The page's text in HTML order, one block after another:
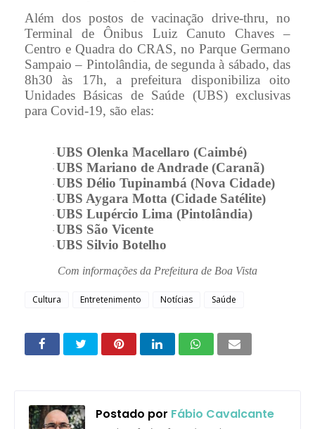
Além dos postos de vacinação drive-thru, no
Terminal de Ônibus Luiz Canuto Chaves –
Centro e Quadra do CRAS, no Parque Germano
Sampaio – Pintolândia, de segunda à sábado, das
8h30 às 17h, a prefeitura disponibiliza oito
Unidades Básicas de Saúde (UBS) exclusivas
para Covid-19, são elas:
· UBS Olenka Macellaro (Caimbé)
· UBS Mariano de Andrade (Caranã)
· UBS Délio Tupinambá (Nova Cidade)
· UBS Aygara Motta (Cidade Satélite)
· UBS Lupércio Lima (Pintolândia)
· UBS São Vicente
· UBS Silvio Botelho
Com informações da Prefeitura de Boa Vista
Cultura Entretenimento Notícias Saúde
Postado por Fábio Cavalcante